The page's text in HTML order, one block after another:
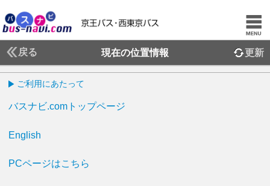
戻る 現在の位置情報 更新
ご利用にあたって
バスナビ.comトップページ
English
PCページはこちら